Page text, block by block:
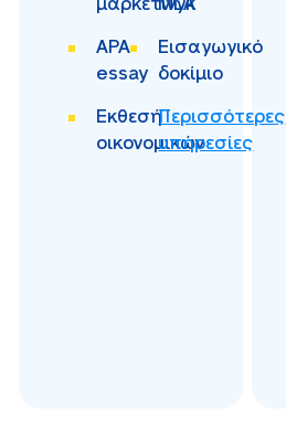
μάρκετινγκ
MLA
APA
essay
Εισαγωγικό
δοκίμιο
Εκθεσή
οικονομικών
Περισσότερες
υπηρεσίες